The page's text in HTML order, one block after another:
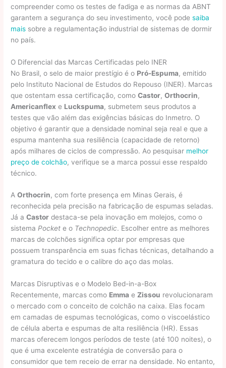
compreender como os testes de fadiga e as normas da ABNT
garantem a segurança do seu investimento, você podesaiba
mais sobre a regulamentação industrial de sistemas de dormir
no país.
O Diferencial das Marcas Certificadas pelo INER
No Brasil, o selo de maior prestígio é o Pró-Espuma, emitido
pelo Instituto Nacional de Estudos do Repouso (INER). Marcas
que ostentam essa certificação, comoCastor,Orthocrin,
Americanflex e Luckspuma, submetem seus produtos a
testes que vão além das exigências básicas do Inmetro. O
objetivo é garantir que a densidade nominal seja real e que a
espuma mantenha sua resiliência (capacidade de retorno)
após milhares de ciclos de compressão. Ao pesquisar melhor
preço de colchão, verifique se a marca possui esse respaldo
técnico.
AOrthocrin, com forte presença em Minas Gerais, é
reconhecida pela precisão na fabricação de espumas seladas.
Já aCastor destaca-se pela inovação em molejos, como o
sistemaPocket e o Technopedic. Escolher entre as melhores
marcas de colchões significa optar por empresas que
possuem transparência em suas fichas técnicas, detalhando a
gramatura do tecido e o calibre do aço das molas.
Marcas Disruptivas e o Modelo Bed-in-a-Box
Recentemente, marcas como Emma eZissou revolucionaram
o mercado com o conceito de colchão na caixa. Elas focam
em camadas de espumas tecnológicas, como o viscoelástico
de célula aberta e espumas de alta resiliência (HR). Essas
marcas oferecem longos períodos de teste (até 100 noites), o
que é uma excelente estratégia de conversão para o
consumidor que tem receio de errar na densidade. No entanto,